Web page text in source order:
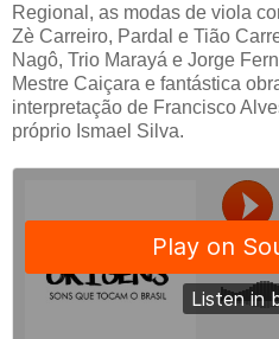
Regional, as modas de viola
Zè Carreiro, Pardal e Tião
Nagô, Trio Marayá e Jorge
Mestre Caiçara e fantástica
interpretação de Francisco
próprio Ismael Silva.